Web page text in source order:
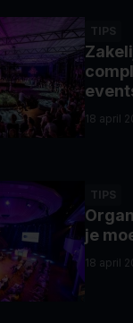
TIPS
18 april
TIPS
je
18 april